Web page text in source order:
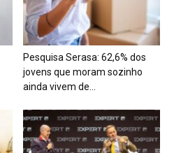
Pesquisa Serasa: 62,6% dos
jovens que moram sozinho
ainda vivem de...